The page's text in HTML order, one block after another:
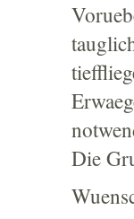
Die